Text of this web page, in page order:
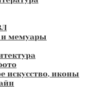
мемуары
искусство, иконы